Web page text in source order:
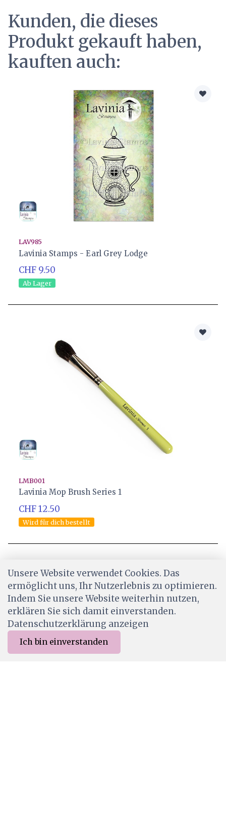
Merkliste Menu
Kunden, die dieses
Produkt gekauft haben,
kauften auch:
LAV985
Lavinia Stamps - Earl Grey Lodge
CHF 9.50
Ab Lager
LMB001
Lavinia Mop Brush Series 1
CHF 12.50
Wird für dich bestellt
Unsere Website verwendet Cookies. Das
ermöglicht uns, Ihr Nutzerlebnis zu optimieren.
Indem Sie unsere Website weiterhin nutzen,
erklären Sie sich damit einverstanden.
Datenschutzerklärung anzeigen
Ich bin einverstanden